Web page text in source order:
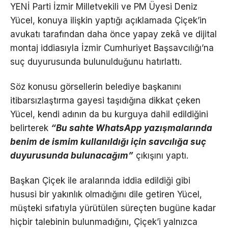
YENİ Parti İzmir Milletvekili ve PM Üyesi Deniz
Yücel, konuya ilişkin yaptığı açıklamada Çiçek’in
avukatı tarafından daha önce yapay zekâ ve dijital
montaj iddiasıyla İzmir Cumhuriyet Başsavcılığı’na
suç duyurusunda bulunulduğunu hatırlattı.
Söz konusu görsellerin belediye başkanını
itibarsızlaştırma gayesi taşıdığına dikkat çeken
Yücel, kendi adının da bu kurguya dahil edildiğini
belirterek “Bu sahte WhatsApp yazışmalarında
benim de ismim kullanıldığı için savcılığa suç
duyurusunda bulunacağım” çıkışını yaptı.
Başkan Çiçek ile aralarında iddia edildiği gibi
hususi bir yakınlık olmadığını dile getiren Yücel,
müşteki sıfatıyla yürütülen süreçten bugüne kadar
hiçbir talebinin bulunmadığını, Çiçek’i yalnızca